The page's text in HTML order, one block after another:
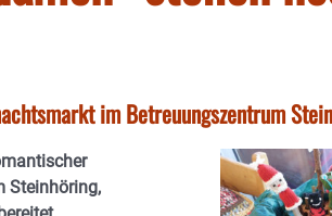
im Betreuungszentrum
Steinhöring,